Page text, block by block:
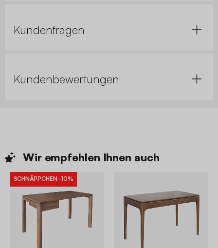
Kundenfragen
Kundenbewertungen
Wir empfehlen Ihnen auch
SCHNÄPPCHEN -10%